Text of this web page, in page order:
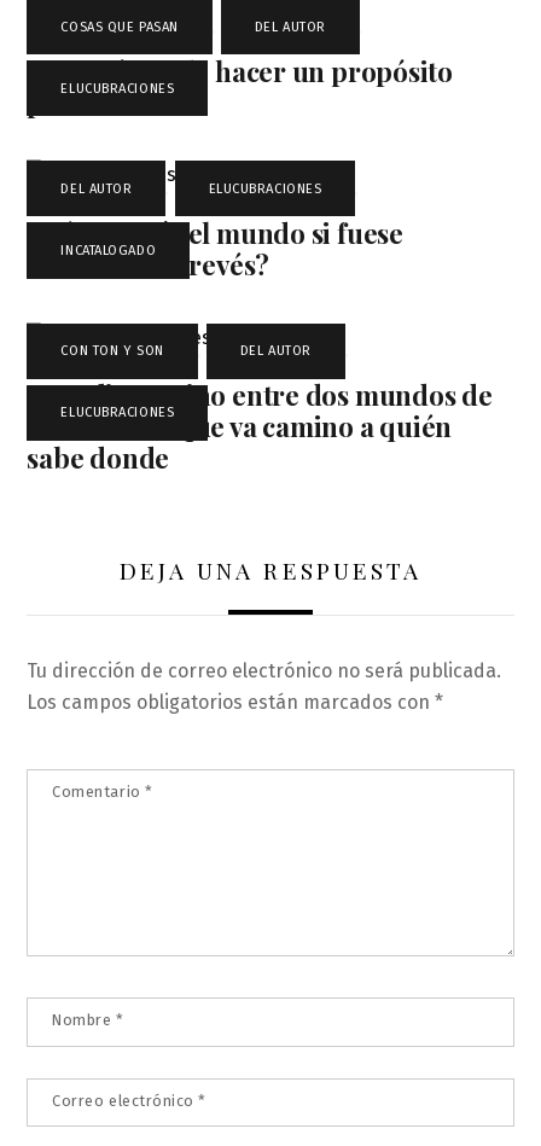
COSAS QUE PASAN DEL AUTOR
ELUCUBRACIONES
A propósito de hacer un propósito
para Navidad
DEL AUTOR ELUCUBRACIONES
INCATALOGADO
¿Cómo sería el mundo si fuese
realmente al revés?
CON TON Y SON DEL AUTOR
ELUCUBRACIONES
A medio camino entre dos mundos de
este mundo que va camino a quién
sabe donde
DEJA UNA RESPUESTA
Tu dirección de correo electrónico no será publicada.
Los campos obligatorios están marcados con*
Comentario*
Nombre *
Correo electrónico*